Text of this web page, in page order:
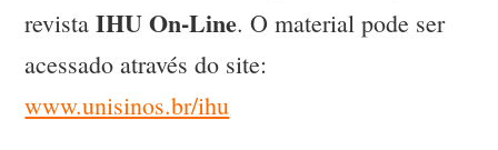
revistaIHU On-Line. O material pode ser
acessado através do site:
www.unisinos.br/ihu